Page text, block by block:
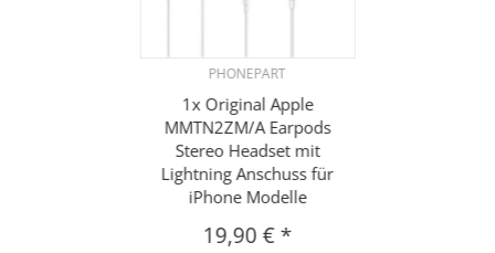
PHONEPART
1x Original Apple
MMTN2ZM/A Earpods
Stereo Headset mit
Lightning Anschuss für
iPhone Modelle
19,90 €*